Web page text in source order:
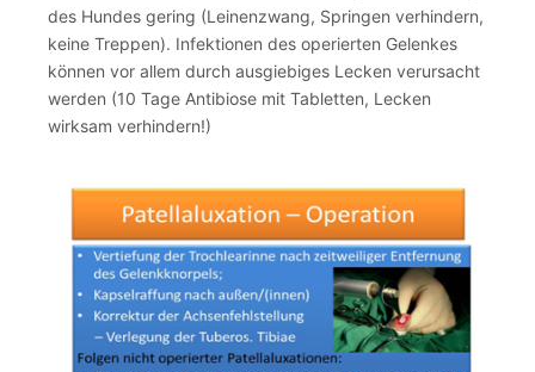
des Hundes gering (Leinenzwang, Springen verhindern,
keine Treppen). Infektionen des operierten Gelenkes
können vor allem durch ausgiebiges Lecken verursacht
werden (10 Tage Antibiose mit Tabletten, Lecken
wirksam verhindern!)